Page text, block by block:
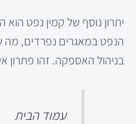
יתרון נוסף של קמין נפט
הנפט במאגרים נפרדים, מה
בניהול האספקה. זהו פתרון
עמוד הבית